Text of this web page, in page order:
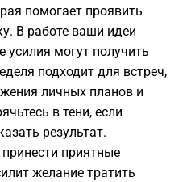
помогает проявить
В работе ваши идеи
усилия могут получить
подходит для встреч,
личных планов и
в тени, если
результат.
приятные
желание тратить